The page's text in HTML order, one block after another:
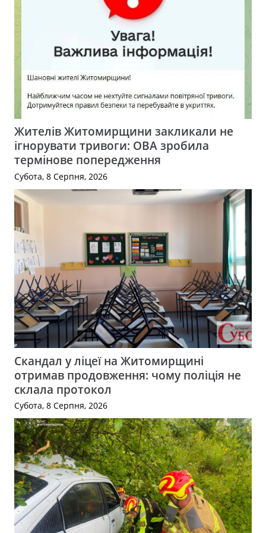
Жителів Житомирщини закликали не
ігнорувати тривоги: ОВА зробила
термінове попередження
Субота, 8 Серпня, 2026
Скандал у ліцеї на Житомирщині
отримав продовження: чому поліція не
склала протокол
Субота, 8 Серпня, 2026